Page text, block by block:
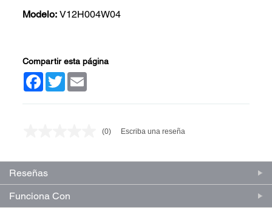
Modelo: V12H004W04
Compartir esta página
Facebook
Twitter
Sin
en
misma
(0) Escriba una reseña
Reseñas
Funciona Con